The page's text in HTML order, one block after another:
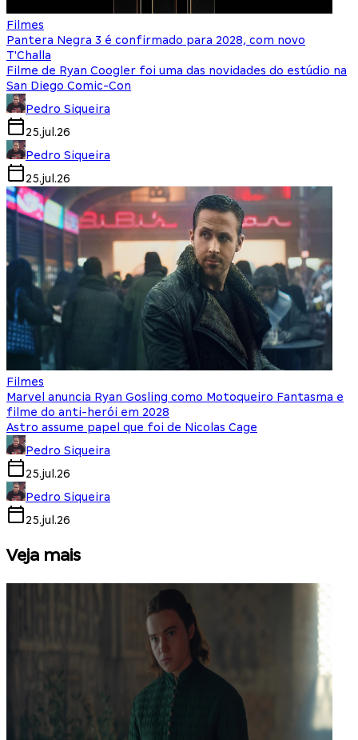
Filmes
Pantera Negra 3 é confirmado para 2028, com novo
T'Challa
Filme de Ryan Coogler foi uma das novidades do estúdio na
San Diego Comic-Con
Pedro Siqueira
25.jul.26
Pedro Siqueira
25.jul.26
Filmes
Marvel anuncia Ryan Gosling como Motoqueiro Fantasma e
filme do anti-herói em 2028
Astro assume papel que foi de Nicolas Cage
Pedro Siqueira
25.jul.26
Pedro Siqueira
25.jul.26
Veja mais